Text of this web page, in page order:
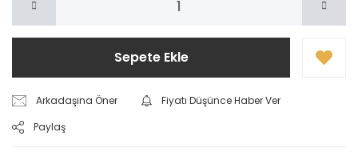
Sepete Ekle
Arkadaşına Öner
Fiyatı Düşünce Haber Ver
Paylaş